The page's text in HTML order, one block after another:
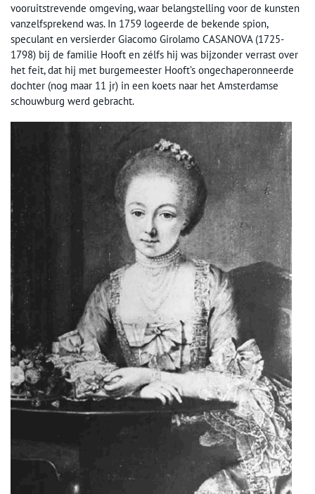
vooruitstrevende omgeving, waar belangstelling voor de kunsten
vanzelfsprekend was. In 1759 logeerde de bekende spion,
speculant en versierder Giacomo Girolamo CASANOVA (1725-
1798) bij de familie Hooft en zélfs hij was bijzonder verrast over
het feit, dat hij met burgemeester Hooft’s ongechaperonneerde
dochter (nog maar 11 jr) in een koets naar het Amsterdamse
schouwburg werd gebracht.